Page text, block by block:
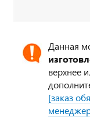
Данная
верхнее
[заказ